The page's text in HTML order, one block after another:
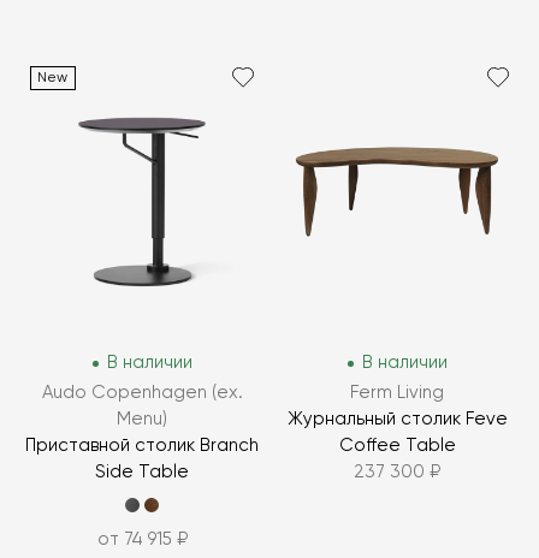
New
В наличии
Audo Copenhagen (ex.
Menu)
Приставной столик Branch
Side Table
от 74 915 ₽
В наличии
Ferm Living
Журнальный столик Feve
Coffee Table
237 300 ₽